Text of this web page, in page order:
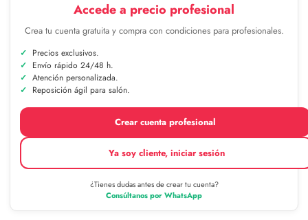
Accede a precio profesional
Crea tu cuenta gratuita y compra con condiciones para profesionales.
Precios exclusivos.
Envío rápido 24/48 h.
Atención personalizada.
Reposición ágil para salón.
Crear cuenta profesional
Ya soy cliente, iniciar sesión
¿Tienes dudas antes de crear tu cuenta?
Consúltanos por WhatsApp